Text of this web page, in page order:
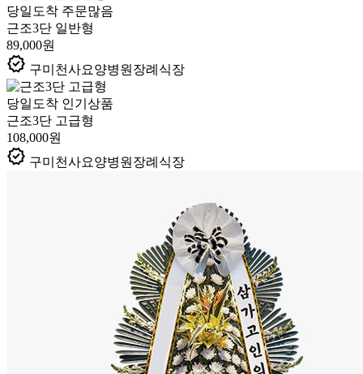
당일도착 주문많음
근조3단 일반형
89,000원
verified 구미천사요양병원장례식장
당일도착 인기상품
근조3단 고급형
108,000원
verified 구미천사요양병원장례식장